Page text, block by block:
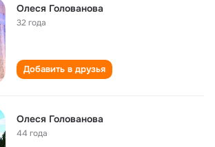
Олеся Голованова
32 года
Добавить в друзья
Олеся Голованова
44 года